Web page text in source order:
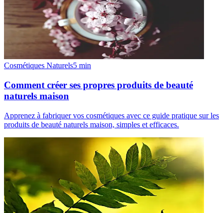
Cosmétiques Naturels5 min
Comment créer ses propres produits de beauté
naturels maison
Apprenez à fabriquer vos cosmétiques avec ce guide pratique sur les
produits de beauté naturels maison, simples et efficaces.